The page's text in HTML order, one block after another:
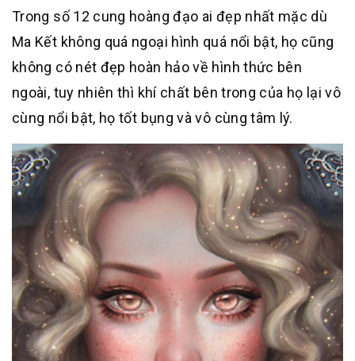
Trong số 12 cung hoàng đạo ai đẹp nhất mặc dù
Ma Kết không quá ngoại hình quá nổi bật, họ cũng
không có nét đẹp hoàn hảo về hình thức bên
ngoài, tuy nhiên thì khí chất bên trong của họ lại vô
cùng nổi bật, họ tốt bụng và vô cùng tâm lý.